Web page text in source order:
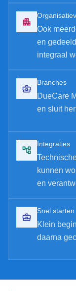
Ook
en
integraal
Branches
DueCare
en sluit
Integraties
kunnen
en
Snel starten
Klein
daarna